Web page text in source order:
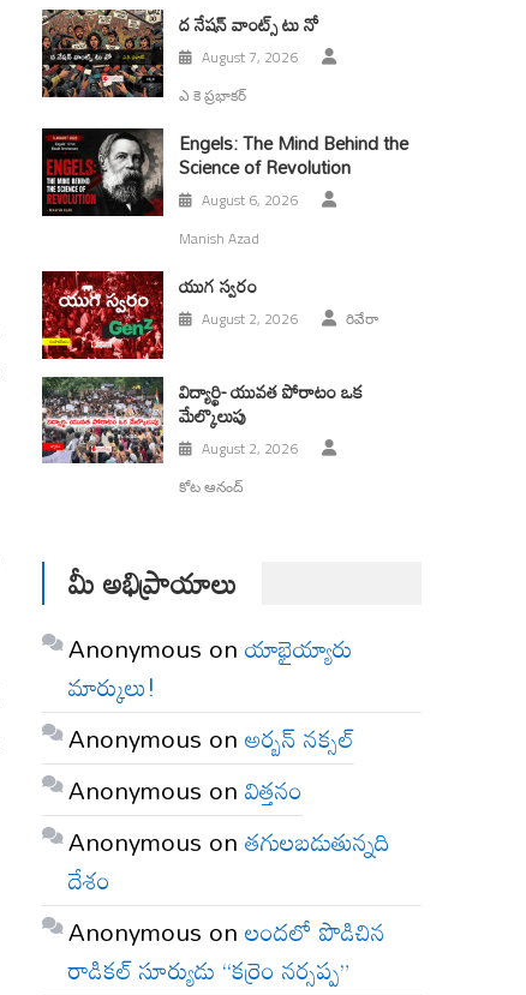
ద నేషన్ వాంట్స్ టు నో
August 7, 2026
ఎ కె ప్రభాకర్
Engels: The Mind Behind the
Science of Revolution
August 6, 2026
Manish Azad
యుగ స్వ‌రం
August 2, 2026 రివేరా
విద్యార్థి- యువత పోరాటం ఒక
మేల్కొలుపు
August 2, 2026
కోట ఆనంద్
మీ అభిప్రాయాలు
Anonymous onయాభైయ్యారు
మార్కులు!
Anonymous onఅర్బన్ నక్సల్
Anonymous onవిత్తనం
Anonymous onతగులబడుతున్నది
దేశం
Anonymous onలందలో పొడిచిన
రాడికల్ సూర్యుడు “కర్రెం నర్సప్ప”